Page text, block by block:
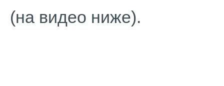
(на видео ниже).